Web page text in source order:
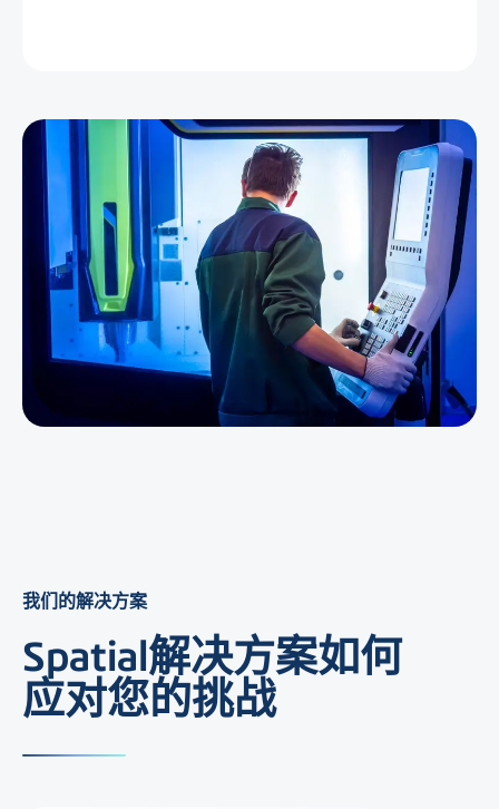
我们的解决方案
Spatial解决方案如何
应对您的挑战